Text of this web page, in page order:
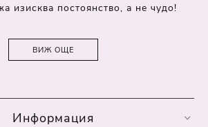
изисква постоянство, а не чудо!
ВИЖ ОЩЕ
Информация